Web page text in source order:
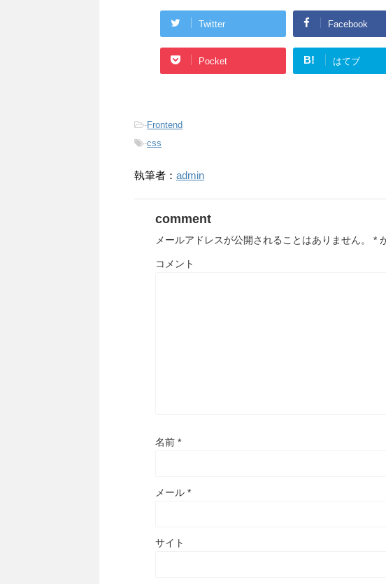
Twitter Facebook
Pocket B! はてブ
-Frontend
-css
執筆者： admin
comment
メールアドレスが公開されることはありません。 *
コメント
名前 *
メール *
サイト